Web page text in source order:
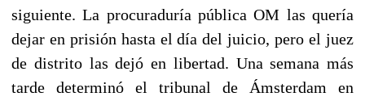
siguiente. La procuraduría pública OM las quería
dejar en prisión hasta el día del juicio, pero el juez
de distrito las dejó en libertad. Una semana más
tarde determinó el tribunal de Ámsterdam en